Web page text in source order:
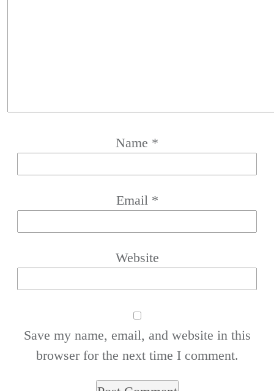
Name *
Email *
Website
Save my name, email, and website in this
browser for the next time I comment.